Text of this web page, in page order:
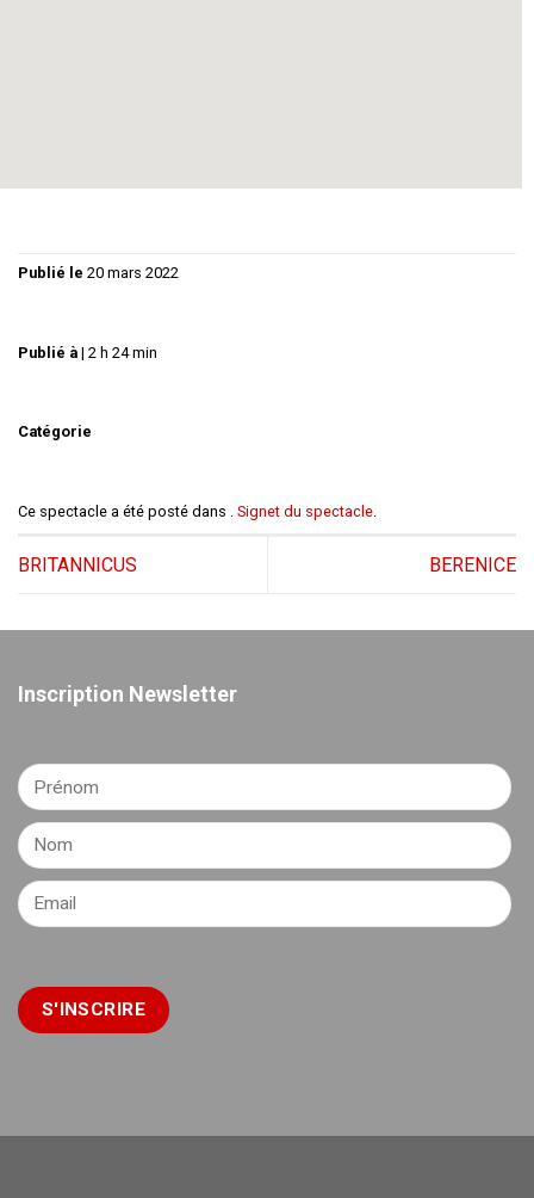
Publié le 20 mars 2022
Publié à | 2 h 24 min
Catégorie
Ce spectacle a été posté dans . Signet du spectacle.
BRITANNICUS BERENICE
Inscription Newsletter